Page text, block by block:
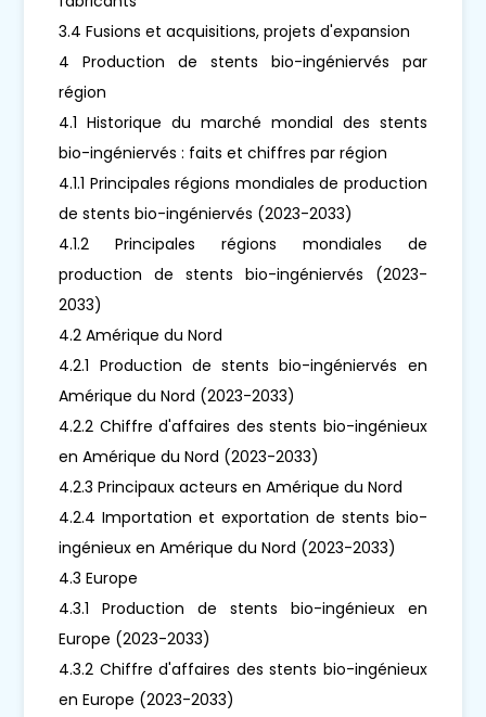
3.4 Fusions et acquisitions, projets d'expansion
4 Production de stents bio-ingéniervés par
région
4.1 Historique du marché mondial des stents
bio-ingéniervés : faits et chiffres par région
4.1.1 Principales régions mondiales de production
de stents bio-ingéniervés (2023-2033)
4.1.2 Principales régions mondiales de
production de stents bio-ingéniervés (2023-
2033)
4.2 Amérique du Nord
4.2.1 Production de stents bio-ingéniervés en
Amérique du Nord (2023-2033)
4.2.2 Chiffre d'affaires des stents bio-ingénieux
en Amérique du Nord (2023-2033)
4.2.3 Principaux acteurs en Amérique du Nord
4.2.4 Importation et exportation de stents bio-
ingénieux en Amérique du Nord (2023-2033)
4.3 Europe
4.3.1 Production de stents bio-ingénieux en
Europe (2023-2033)
4.3.2 Chiffre d'affaires des stents bio-ingénieux
en Europe (2023-2033)